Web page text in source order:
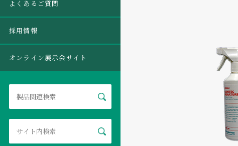
よくあるご質問
採用情報
オンライン展示会サイト